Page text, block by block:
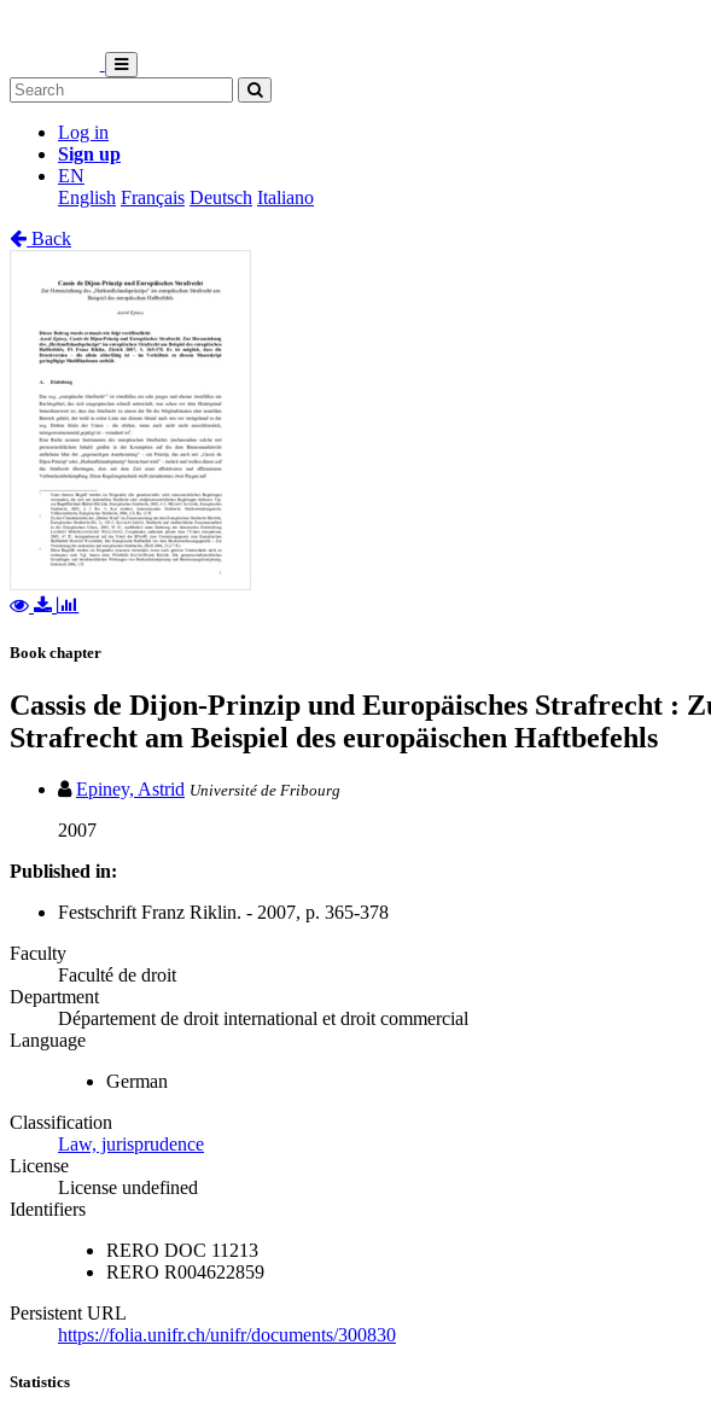
Log in
Sign up
EN
English Français Deutsch Italiano
Back
Book chapter
Cassis de Dijon-Prinzip und Europäisches Strafrecht :
Strafrecht am Beispiel des europäischen Haftbefehls
Epiney, Astrid Université de Fribourg
2007
Published in:
Festschrift Franz Riklin. - 2007, p. 365-378
Faculty
Faculté de droit
Department
Département de droit international et droit commercial
Language
German
Classification
Law, jurisprudence
License
License undefined
Identifiers
RERO DOC 11213
RERO R004622859
Persistent URL
https://folia.unifr.ch/unifr/documents/300830
Statistics